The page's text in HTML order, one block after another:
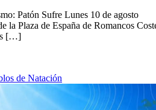
Patón Sufre Lunes 10 de agosto
la Plaza de España de Romancos
[…]
de Natación